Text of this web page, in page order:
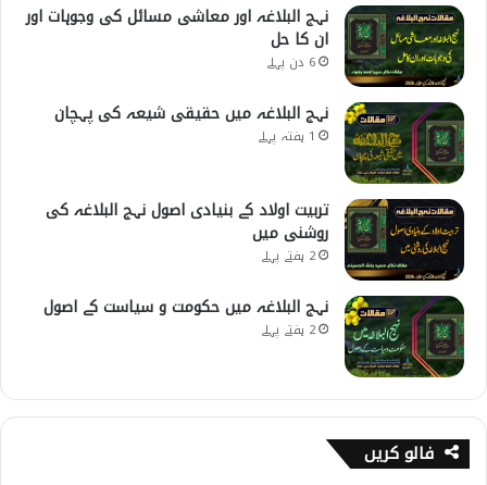
نہج البلاغہ اور معاشی مسائل کی وجوہات اور
ان کا حل
6 دن پہلے
نہج البلاغہ میں حقیقی شیعہ کی پہچان
1 ہفتہ پہلے
تربیت اولاد کے بنیادی اصول نہج البلاغہ کی
روشنی میں
2 ہفتے پہلے
نہج البلاغہ میں حکومت و سیاست کے اصول
2 ہفتے پہلے
فالو کریں